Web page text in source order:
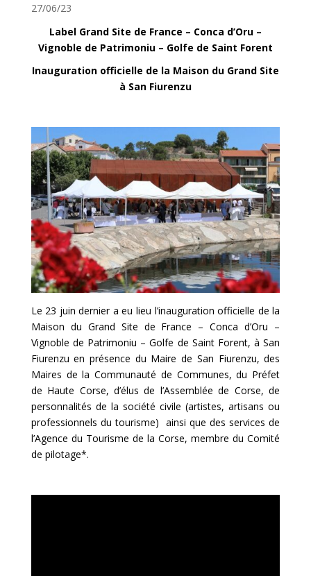
27/06/23
Label Grand Site de France – Conca d’Oru –
Vignoble de Patrimoniu – Golfe de Saint Forent
Inauguration officielle de la Maison du Grand Site
à San Fiurenzu
Le 23 juin dernier a eu lieu l’inauguration officielle de la
Maison du Grand Site de France – Conca d’Oru –
Vignoble de Patrimoniu – Golfe de Saint Forent, à San
Fiurenzu en présence du Maire de San Fiurenzu, des
Maires de la Communauté de Communes, du Préfet
de Haute Corse, d’élus de l’Assemblée de Corse, de
personnalités de la société civile (artistes, artisans ou
professionnels du tourisme) ainsi que des services de
l’Agence du Tourisme de la Corse, membre du Comité
de pilotage*.